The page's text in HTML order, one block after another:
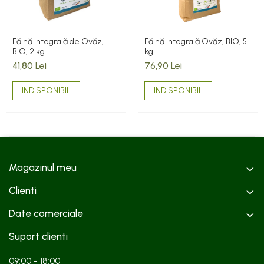
Făină Integrală de Ovăz,
BIO, 2 kg
41,80 Lei
INDISPONIBIL
Făină Integrală Ovăz, BIO, 5
kg
76,90 Lei
INDISPONIBIL
Magazinul meu
Clienti
Date comerciale
Suport clienti
09:00 - 18:00